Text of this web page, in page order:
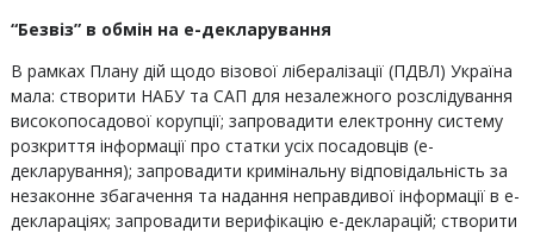
“Безвіз” в обмін на е-декларування
В рамках Плану дій щодо візової лібералізації (ПДВЛ) Україна
мала: cтворити НАБУ та САП для незалежного розслідування
високопосадової корупції; запровадити електронну систему
розкриття інформації про статки усіх посадовців (е-
декларування); запровадити кримінальну відповідальність за
незаконне збагачення та надання неправдивої інформації в е-
деклараціях; запровадити верифікацію е-декларацій; створити